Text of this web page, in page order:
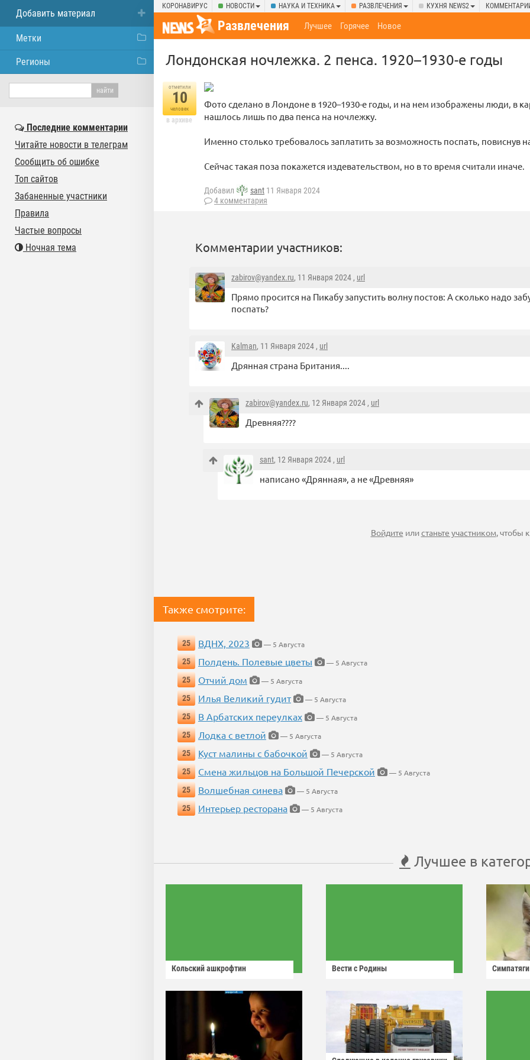
КОРОНАВИРУС НОВОСТИ НАУКА И ТЕХНИКА РАЗВЛЕЧЕНИЯ КУХНЯ NEWS2
Развлечения Лучшее Горячее Новое
Лондонская ночлежка. 2 пенса. 1920–1930-е годы
отметили
10
человек
в архиве
Фото сделано в Лондоне в 1920–1930-е годы, и на нем изображены люди, в
нашлось лишь по два пенса на ночлежку.
Именно столько требовалось заплатить за возможность поспать, повиснув
Сейчас такая поза покажется издевательством, но в то время считали иначе.
Добавил sant 11 Января 2024
4 комментария
Комментарии участников:
zabirov@yandex.ru, 11 Января 2024 , url
Прямо просится на Пикабу запустить волну постов: А сколько надо
поспать?
Kalman, 11 Января 2024 , url
Дрянная страна Британия....
zabirov@yandex.ru, 12 Января 2024 , url
Древняя????
sant, 12 Января 2024 , url
написано «Дрянная», а не «Древняя»
Войдите илистаньте участником, чтобы
Также смотрите:
25 ВДНХ, 2023
— 5 Августа
25
Полдень. Полевые цветы
— 5 Августа
25
Отчий дом
— 5 Августа
25
Илья Великий гудит
— 5 Августа
25
В Арбатских переулках
— 5 Августа
25
Лодка с ветлой
— 5 Августа
25
Куст малины с бабочкой
— 5 Августа
25
Смена жильцов на Большой Печерской
— 5 Августа
25
Волшебная синева
— 5 Августа
25
Интерьер ресторана — 5 Августа
Лучшее в
Кольский ашкрофтин Вести с Родины Симпатяги
Добавить материал
Метки
Регионы
Последние комментарии
Читайте новости в телеграм
Сообщить об ошибке
Топ сайтов
Забаненные участники
Правила
Частые вопросы
Ночная тема